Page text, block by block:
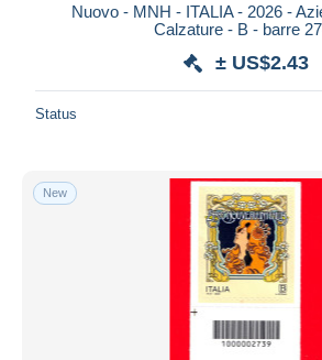
Nuovo - MNH - ITALIA - 2026 -
Calzature - B - barre
± US$2.43
Status
New